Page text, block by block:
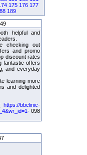
175 176 177
189
helpful and
checking out
and promo
discount rates
fantastic offers
and everyday
learning more
and delighted
https://bbclinic-
098